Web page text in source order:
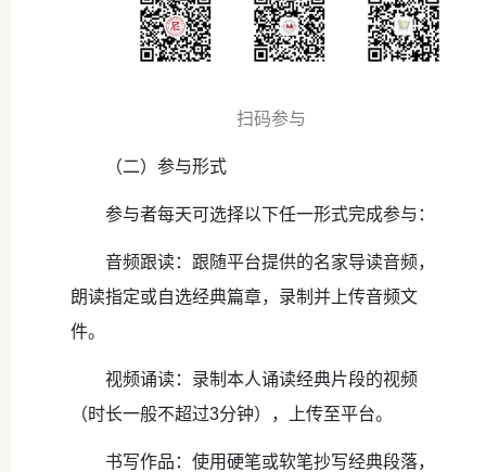
扫码参与
（二）参与形式
参与者每天可选择以下任一形式完成参与：
音频跟读：跟随平台提供的名家导读音频，
朗读指定或自选经典篇章，录制并上传音频文
件。
视频诵读：录制本人诵读经典片段的视频
（时长一般不超过3分钟），上传至平台。
书写作品：使用硬笔或软笔抄写经典段落，